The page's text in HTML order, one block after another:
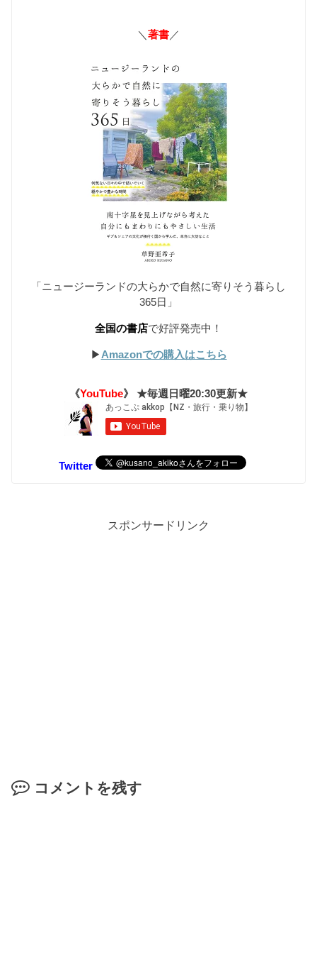
＼ 著書／
「ニュージーランドの大らかで自然に寄りそう暮らし
365日」
全国の書店で好評発売中！
▶︎ Amazonでの購入はこちら
《YouTube》 ★毎週日曜20:30更新★
Twitter
スポンサードリンク
コメントを残す